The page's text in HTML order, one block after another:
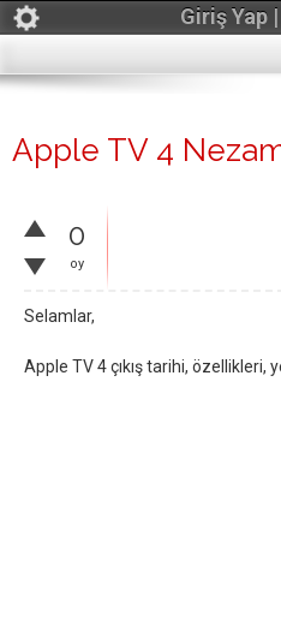
Giriş Yap |
Apple TV 4
0
oy
Selamlar,
Apple TV 4 çıkış tarihi, özellikleri,